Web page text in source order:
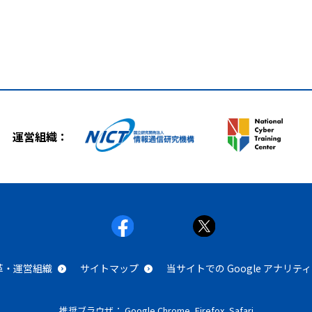
運営組織：
・運営組織 サイトマップ 当サイトでの Google アナリテ